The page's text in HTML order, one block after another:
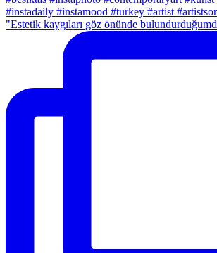
"Estetik kaygıları göz önünde bulundurduğumd